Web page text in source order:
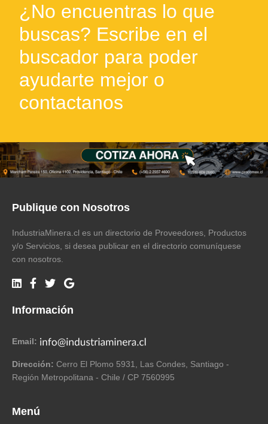
¿No encuentras lo que
buscas? Escribe en el
buscador para poder
ayudarte mejor o
contactanos
Publique con Nosotros
IndustriaMinera.cl es un directorio de Proveedores, Productos
y/o Servicios, si desea publicar en el directorio comuníquese
con nosotros.
Información
Email:
Dirección: Cerro El Plomo 5931, Las Condes, Santiago -
Región Metropolitana - Chile / CP 7560995
Menú